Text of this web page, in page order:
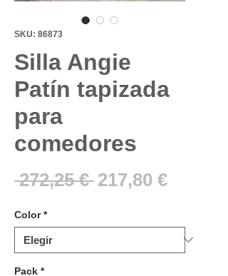
SKU: 86873
Silla Angie
Patín tapizada
para
comedores
272,25 € Precio
217,80 €Precio
oferta
Color *
Pack *